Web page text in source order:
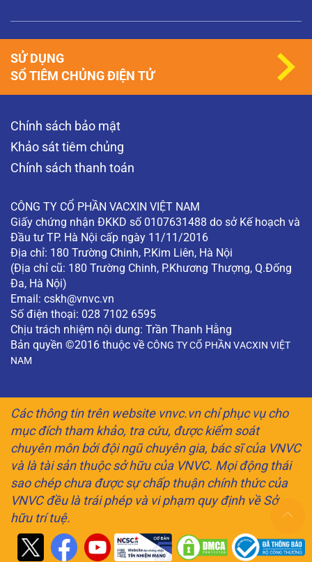
Chính sách bảo mật
Khảo sát tiêm chủng
Chính sách thanh toán
CÔNG TY CỔ PHẦN VACXIN VIỆT NAM
Giấy chứng nhận ĐKKD số 0107631488 do sở Kế hoạch và
Đầu tư TP. Hà Nội cấp ngày 11/11/2016
Địa chỉ: 180 Trường Chinh, P.Kim Liên, Hà Nội
(Địa chỉ cũ: 180 Trường Chinh, P.Khương Thượng, Q.Đống
Đa, Hà Nội)
Email: cskh@vnvc.vn
Số điện thoại: 028 7102 6595
Chịu trách nhiệm nội dung: Trần Thanh Hằng
Bản quyền ©2016 thuộc về CÔNG TY CỔ PHẦN VACXIN VIỆT
NAM
SỬ DỤNG
SỔ TIÊM CHỦNG ĐIỆN TỬ
Các thông tin trên website vnvc.vn chỉ phục vụ cho
mục đích tham khảo, tra cứu, được kiểm soát
chuyên môn bởi đội ngũ chuyên gia, bác sĩ của VNVC
và là tài sản thuộc sở hữu của VNVC. Mọi động thái
sao chép chưa được sự chấp thuận chính thức của
VNVC đều là trái phép và vi phạm quy định về Sở
hữu trí tuệ.